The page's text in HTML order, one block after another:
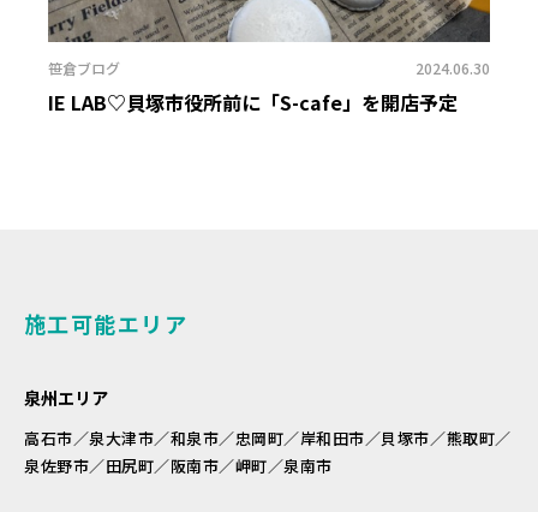
笹倉ブログ 2024.06.30
IE LAB♡貝塚市役所前に「S-cafe」を開店予定
施工可能エリア
泉州エリア
高石市／泉大津市／和泉市／忠岡町／岸和田市／貝塚市／熊取町／
泉佐野市／田尻町／阪南市／岬町／泉南市